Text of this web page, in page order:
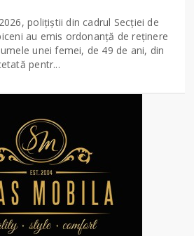
polițiștii din cadrul Secției de
au emis ordonanță de reținere
unei femei, de 49 de ani, din
pentr...